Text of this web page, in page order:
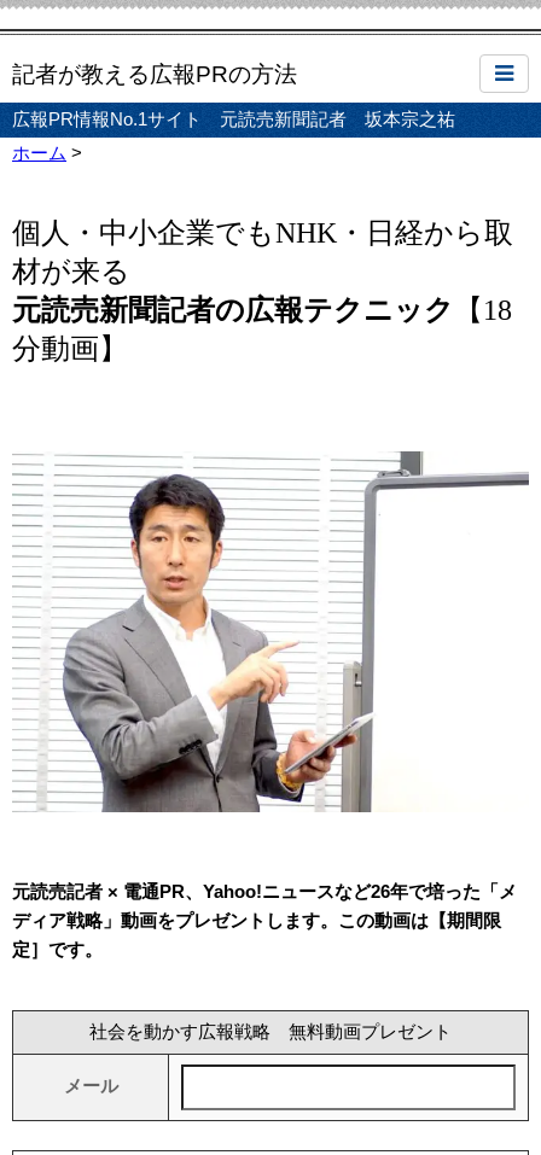
記者が教える広報PRの方法
広報PR情報No.1サイト 元読売新聞記者 坂本宗之祐
ホーム >
個人・中小企業でもNHK・日経から取
材が来る
元読売新聞記者の広報テクニック
【18
分動画】
元読売記者 × 電通PR、Yahoo!ニュースなど26年で培った「メ
ディア戦略」動画をプレゼントします。この動画は【期間限
定］です。
社会を動かす広報戦略 無料動画プレゼント
メール